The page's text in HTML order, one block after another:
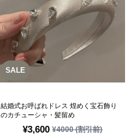
SALE
¥3,600 ¥4000(割引前)
結婚式お呼ばれドレス 煌めく宝石飾り
のカチューシャ・髪留め